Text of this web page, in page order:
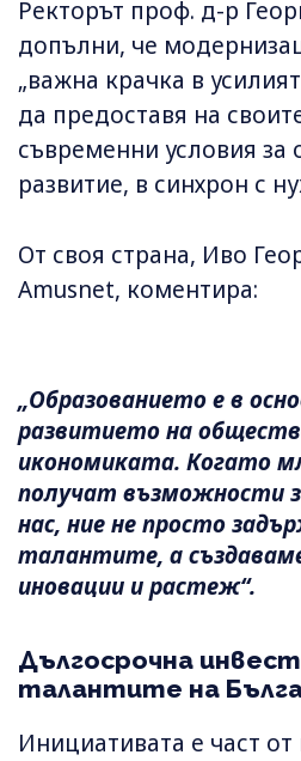
Ректорът проф. д-р
допълни, че
„важна крачка в
да предоставя на
съвременни условия за
развитие, в синхрон с
От своя страна, Иво
Amusnet, коментира:
„Образованието е в
развитието на
икономиката. Когато
получат възможности
нас, ние не просто
талантите, а
иновации и растеж“.
Дългосрочна
талантите на
Инициативата е част от